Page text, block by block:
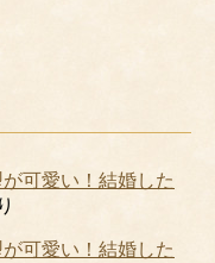
可愛い！結婚した
可愛い！結婚した